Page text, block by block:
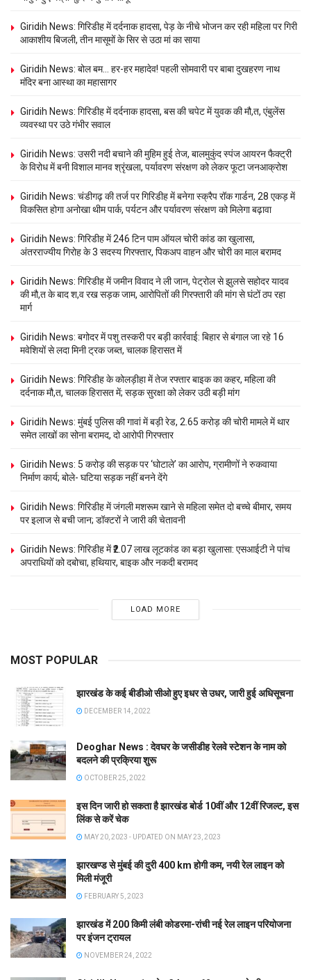
Giridih News: गिरिडीह में दर्दनाक हादसा, पेड़ के नीचे भोजन कर रही महिला पर गिरी
आकाशीय बिजली, तीन मासूमों के सिर से उठा मां का साया
Giridih News: बोल बम… हर-हर महादेव! पहली सोमवारी पर बाबा दुखहरण नाथ
मंदिर बना आस्था का महासागर
Giridih News: गिरिडीह में दर्दनाक हादसा, बस की चपेट में युवक की मौ,त, एंबुलेंस
व्यवस्था पर उठे गंभीर सवाल
Giridih News: उसरी नदी बचाने की मुहिम हुई तेज, बालमुकुंद स्पंज आयरन फैक्ट्री
के विरोध में बनी विशाल मानव श्रृंखला, पर्यावरण संरक्षण को लेकर फूटा जनआक्रोश
Giridih News: चंडीगढ़ की तर्ज पर गिरिडीह में बनेगा स्क्रैप रॉक गार्डन, 28 एकड़ में
विकसित होगा अनोखा थीम पार्क, पर्यटन और पर्यावरण संरक्षण को मिलेगा बढ़ावा
Giridih News: गिरिडीह में 246 टिन पाम ऑयल चोरी कांड का खुलासा,
अंतरराज्यीय गिरोह के 3 सदस्य गिरफ्तार, पिकअप वाहन और चोरी का माल बरामद
Giridih News: गिरिडीह में जमीन विवाद ने ली जान, पेट्रोल से झुलसे सहोदर यादव
की मौ,त के बाद श,व रख सड़क जाम, आरोपितों की गिरफ्तारी की मांग से घंटों ठप रहा
मार्ग
Giridih News: बगोदर में पशु तस्करी पर बड़ी कार्रवाई: बिहार से बंगाल जा रहे 16
मवेशियों से लदा मिनी ट्रक जब्त, चालक हिरासत में
Giridih News: गिरिडीह के कोलड़ीहा में तेज रफ्तार बाइक का कहर, महिला की
दर्दनाक मौ,त, चालक हिरासत में; सड़क सुरक्षा को लेकर उठी बड़ी मांग
Giridih News: मुंबई पुलिस की गावां में बड़ी रेड, 2.65 करोड़ की चोरी मामले में थार
समेत लाखों का सोना बरामद, दो आरोपी गिरफ्तार
Giridih News: 5 करोड़ की सड़क पर ‘घोटाले’ का आरोप, ग्रामीणों ने रुकवाया
निर्माण कार्य; बोले- घटिया सड़क नहीं बनने देंगे
Giridih News: गिरिडीह में जंगली मशरूम खाने से महिला समेत दो बच्चे बीमार, समय
पर इलाज से बची जान; डॉक्टरों ने जारी की चेतावनी
Giridih News: गिरिडीह में ₹2.07 लाख लूटकांड का बड़ा खुलासा: एसआईटी ने पांच
अपराधियों को दबोचा, हथियार, बाइक और नकदी बरामद
LOAD MORE
MOST POPULAR
झारखंड के कई बीडीओ सीओ हुए इधर से उधर, जारी हुई अधिसूचना
DECEMBER 14, 2022
Deoghar News : देवघर के जसीडीह रेलवे स्टेशन के नाम को
बदलने की प्रक्रिया शुरू
OCTOBER 25, 2022
इस दिन जारी हो सकता है झारखंड बोर्ड 10वीं और 12वीं रिजल्ट, इस
लिंक से करें चेक
MAY 20, 2023 - UPDATED ON MAY 23, 2023
झारखण्ड से मुंबई की दुरी 400 km होगी कम, नयी रेल लाइन को
मिली मंजूरी
FEBRUARY 5, 2023
झारखंड में 200 किमी लंबी कोडरमा-रांची नई रेल लाइन परियोजना
पर इंजन ट्रायल
NOVEMBER 24, 2022